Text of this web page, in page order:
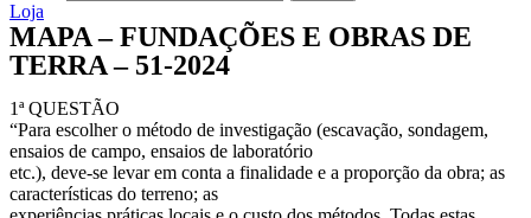
Loja
MAPA – FUNDAÇÕES E OBRAS DE
TERRA – 51-2024
1ª QUESTÃO
“Para escolher o método de investigação (escavação, sondagem,
ensaios de campo, ensaios de laboratório
etc.), deve-se levar em conta a finalidade e a proporção da obra; as
características do terreno; as